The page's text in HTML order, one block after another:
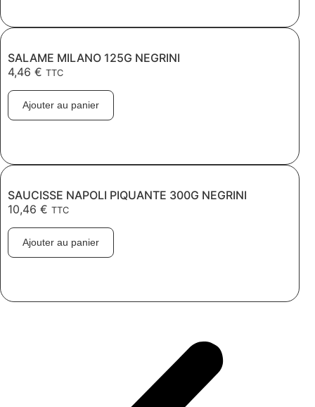
SALAME MILANO 125G NEGRINI
4,46 € TTC
Ajouter au panier
SAUCISSE NAPOLI PIQUANTE 300G NEGRINI
10,46 € TTC
Ajouter au panier